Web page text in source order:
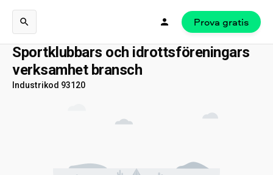
Prova gratis
Sportklubbars och idrottsföreningars
verksamhet bransch
Industrikod 93120